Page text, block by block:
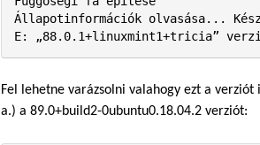
Állapotinformációk olvasása...
E: „88.0.1+linuxmint1+tricia”
Fel lehetne varázsolni valahogy ezt a
a.) a 89.0+build2-0ubuntu0.18.04.2 verziót: